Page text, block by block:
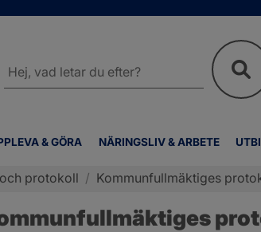
& GÖRA NÄRINGSLIV & ARBETE
webbplatsen
protokoll / Kommunfullmäktiges